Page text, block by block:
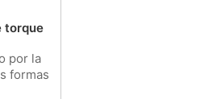
torque
por la
formas